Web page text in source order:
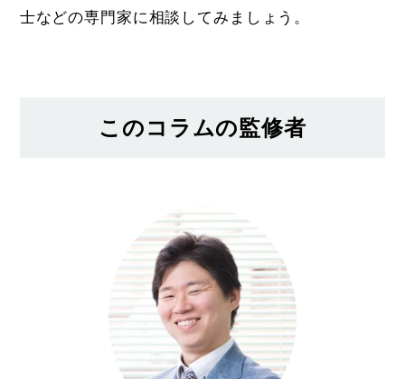
士などの専門家に相談してみましょう。
このコラムの監修者